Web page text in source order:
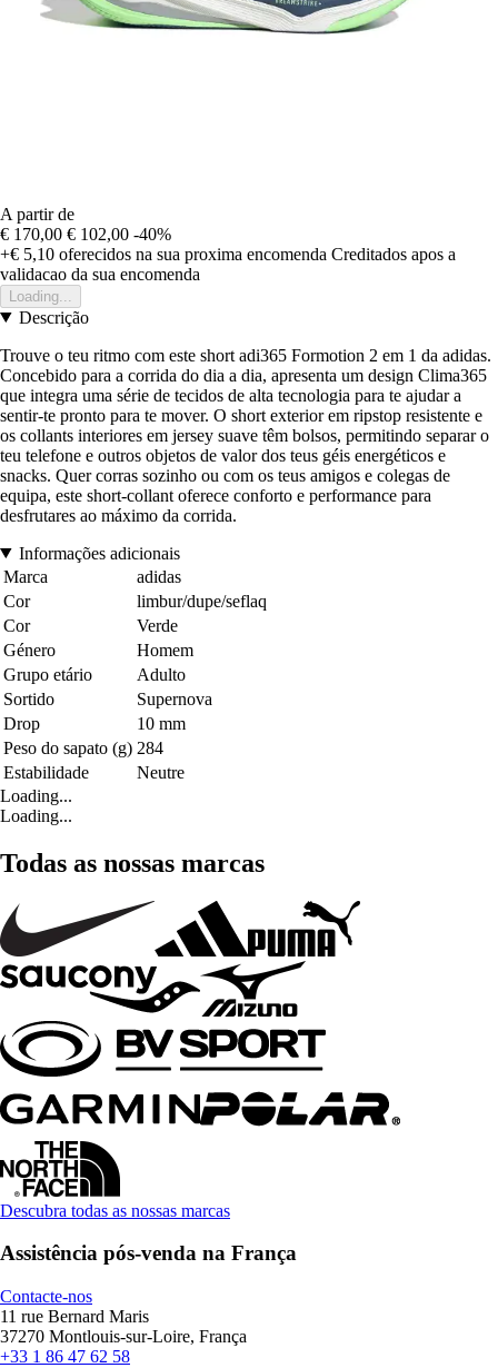
A partir de
€ 170,00 € 102,00 -40%
+€ 5,10 oferecidos na sua proxima encomenda Creditados apos a
validacao da sua encomenda
Loading...
Descrição
Trouve o teu ritmo com este short adi365 Formotion 2 em 1 da adidas.
Concebido para a corrida do dia a dia, apresenta um design Clima365
que integra uma série de tecidos de alta tecnologia para te ajudar a
sentir-te pronto para te mover. O short exterior em ripstop resistente e
os collants interiores em jersey suave têm bolsos, permitindo separar o
teu telefone e outros objetos de valor dos teus géis energéticos e
snacks. Quer corras sozinho ou com os teus amigos e colegas de
equipa, este short-collant oferece conforto e performance para
desfrutares ao máximo da corrida.
Informações adicionais
Marca
adidas
Cor
limbur/dupe/seflaq
Cor
Verde
Género
Homem
Grupo etário
Adulto
Sortido
Supernova
Drop
10 mm
Peso do sapato (g) 284
Estabilidade
Neutre
Loading...
Loading...
Todas as nossas marcas
Descubra todas as nossas marcas
Assistência pós-venda na França
Contacte-nos
11 rue Bernard Maris
37270 Montlouis-sur-Loire, França
+33 1 86 47 62 58